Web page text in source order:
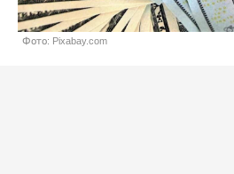
Фото: Pixabay.com